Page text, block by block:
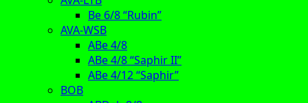
Be 6/8 “Rubin”
AVA-WSB
ABe 4/8
ABe 4/8 “Saphir II”
ABe 4/12 “Saphir”
BOB